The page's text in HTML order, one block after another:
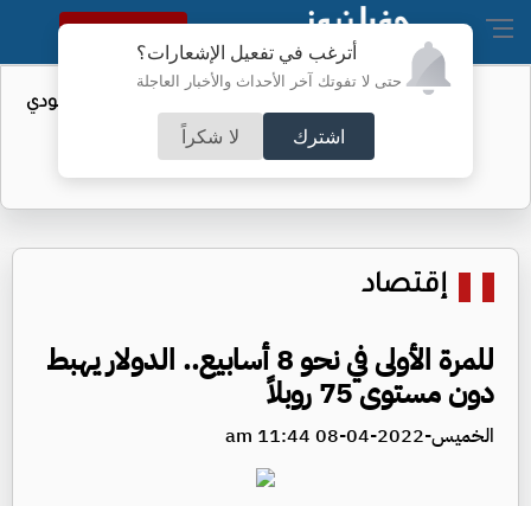
أترغب في تفعيل الإشعارات؟
حتى لا تفوتك آخر الأحداث والأخبار العاجلة
اشترك لا شكراً
النسخة الكاملة
إصابات إيبولا
إقتصاد
للمرة الأولى في نحو 8 أسابيع.. الدولار يهبط
دون مستوى 75 روبلاً
الخميس-2022-04-08 11:44 am